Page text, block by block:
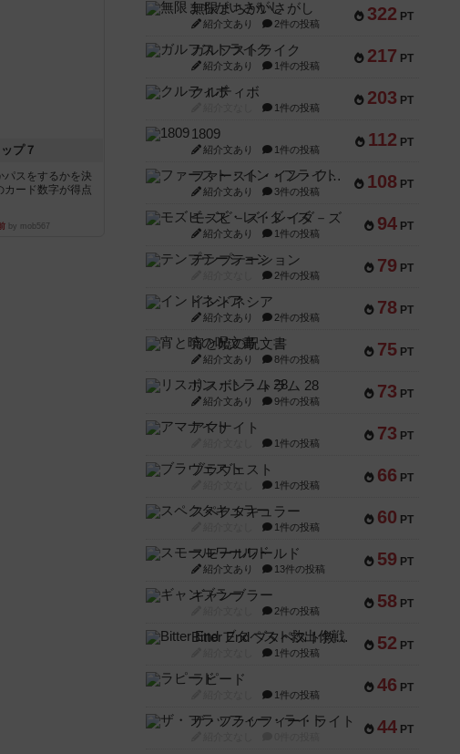
プ７
パスをするかを決
ード数字が得点
by mob567
322 PT
無限まちがいさがし
紹介文あり 2件の投稿
217 PT
ガルフストライク
紹介文あり 1件の投稿
203 PT
クルティボ
1件の投稿
112 PT
1809
紹介文あり 1件の投稿
108 PT
ファースト・イン・フライト
紹介文あり 3件の投稿
94 PT
モズビ－ズ・レイダ－ズ
紹介文あり 1件の投稿
79 PT
テンプテーション
2件の投稿
78 PT
インドネシア
紹介文あり 2件の投稿
75 PT
宵と暁の呪文書
紹介文あり 8件の投稿
73 PT
リスボン・トラム 28
紹介文あり 9件の投稿
73 PT
アマナイト
1件の投稿
66 PT
ブラヴェスト
1件の投稿
60 PT
スペクタキュラー
1件の投稿
59 PT
スモールワールド
紹介文あり 13件の投稿
58 PT
ギャンブラー
2件の投稿
52 PT
Bitter End ブタペスト救出作戦
1件の投稿
46 PT
ラピード
1件の投稿
44 PT
ザ・フラッフィー・ライト